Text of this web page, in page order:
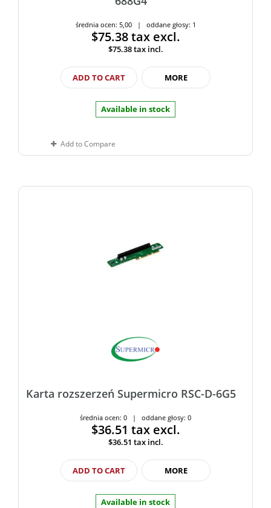
średnia ocen: 5,00 | oddane głosy: 1
$75.38tax excl.
$75.38tax incl.
ADD TO CART MORE
Available in stock
Add to Compare
Karta rozszerzeń Supermicro RSC-D-6G5
średnia ocen: 0 | oddane głosy: 0
$36.51 tax excl.
$36.51 tax incl.
ADD TO CART MORE
Available in stock